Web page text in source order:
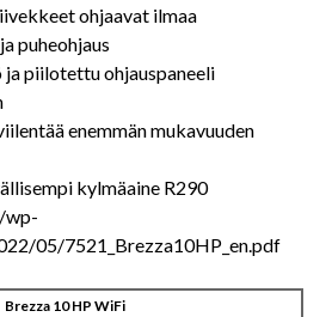
ohjaavat ilmaa
puheohjaus
piilotettu ohjauspaneeli
enemmän mukavuuden
kylmäaine R290
wp-
05/7521_Brezza10HP_en.pdf
Brezza 10 HP WiFi